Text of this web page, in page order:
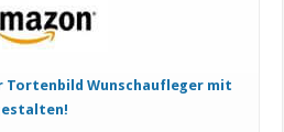
Wunschaufleger mit